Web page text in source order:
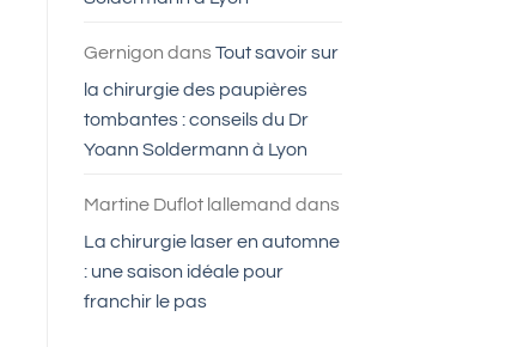
Gernigon dans Tout savoir sur
la chirurgie des paupières
tombantes : conseils du Dr
Yoann Soldermann à Lyon
Martine Duflot lallemand dans
La chirurgie laser en automne
: une saison idéale pour
franchir le pas